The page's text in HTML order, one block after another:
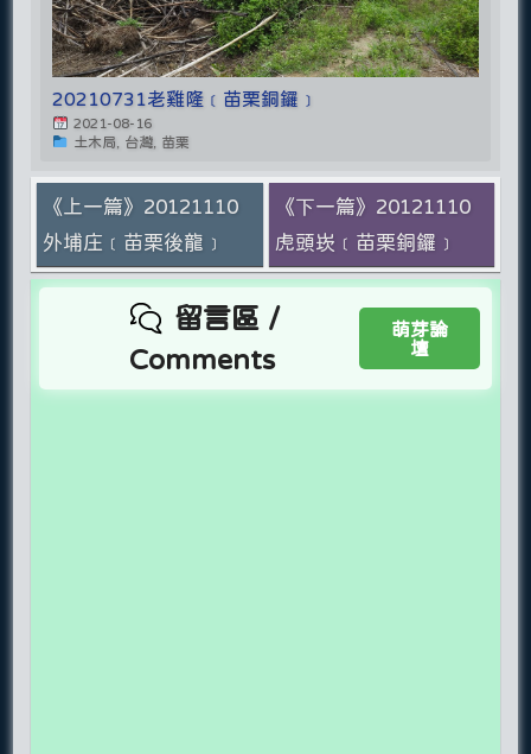
20210731老雞隆﹝苗栗銅鑼﹞
2021-08-16
土木局, 台灣, 苗栗
《上一篇》20121110
外埔庄﹝苗栗後龍﹞
《下一篇》20121110
虎頭崁﹝苗栗銅鑼﹞
留言區 /
Comments
萌芽論
壇